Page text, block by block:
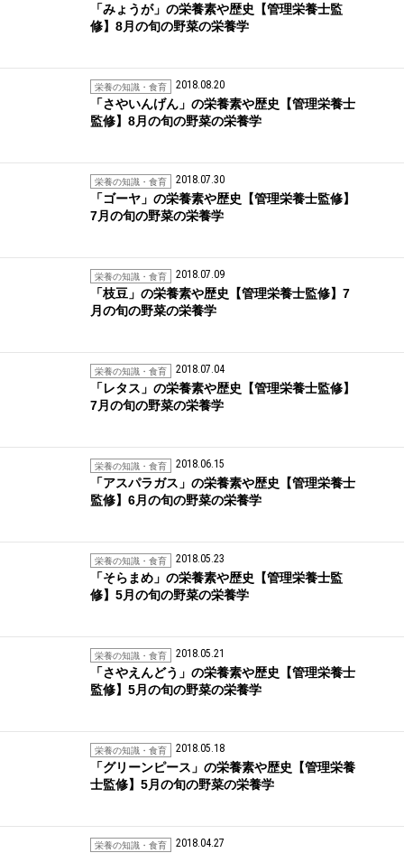
「みょうが」の栄養素や歴史【管理栄養士監
修】8月の旬の野菜の栄養学
栄養の知識・食育 2018.08.20
「さやいんげん」の栄養素や歴史【管理栄養士
監修】8月の旬の野菜の栄養学
栄養の知識・食育 2018.07.30
「ゴーヤ」の栄養素や歴史【管理栄養士監修】
7月の旬の野菜の栄養学
栄養の知識・食育 2018.07.09
「枝豆」の栄養素や歴史【管理栄養士監修】7
月の旬の野菜の栄養学
栄養の知識・食育 2018.07.04
「レタス」の栄養素や歴史【管理栄養士監修】
7月の旬の野菜の栄養学
栄養の知識・食育 2018.06.15
「アスパラガス」の栄養素や歴史【管理栄養士
監修】6月の旬の野菜の栄養学
栄養の知識・食育 2018.05.23
「そらまめ」の栄養素や歴史【管理栄養士監
修】5月の旬の野菜の栄養学
栄養の知識・食育 2018.05.21
「さやえんどう」の栄養素や歴史【管理栄養士
監修】5月の旬の野菜の栄養学
栄養の知識・食育 2018.05.18
「グリーンピース」の栄養素や歴史【管理栄養
士監修】5月の旬の野菜の栄養学
栄養の知識・食育 2018.04.27